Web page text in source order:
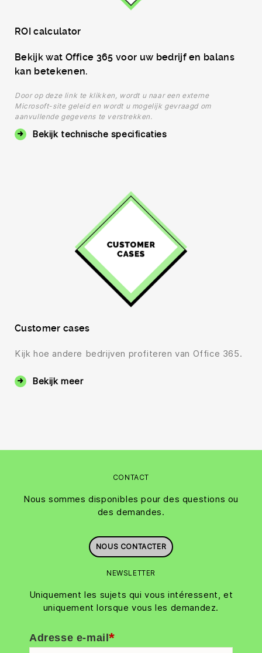
ROI calculator
Bekijk wat Office 365 voor uw bedrijf en balans
kan betekenen.
Door op deze link te klikken, wordt u naar een externe
Microsoft-site geleid en wordt u mogelijk gevraagd om
aanvullende gegevens te verstrekken.
Bekijk technische specificaties
Customer cases
Kijk hoe andere bedrijven profiteren van Office 365.
Bekijk meer
CONTACT
Nous sommes disponibles pour des questions ou
des demandes.
NOUS CONTACTER
NEWSLETTER
Uniquement les sujets qui vous intéressent, et
uniquement lorsque vous les demandez.
*
Adresse e-mail